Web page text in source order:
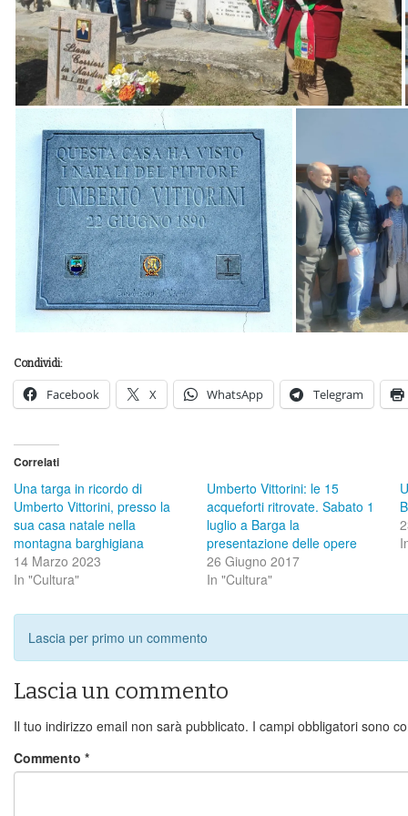
Condividi:
Facebook X WhatsApp Telegram
Correlati
Una targa in ricordo di
Umberto Vittorini, presso la
sua casa natale nella
montagna barghigiana
14 Marzo 2023
In "Cultura"
Umberto Vittorini: le 15
acqueforti ritrovate. Sabato 1
luglio a Barga la
presentazione delle opere
26 Giugno 2017
In "Cultura"
Lascia per primo un commento
Lascia un commento
Il tuo indirizzo email non sarà pubblicato. I campi obbligatori sono
Commento *